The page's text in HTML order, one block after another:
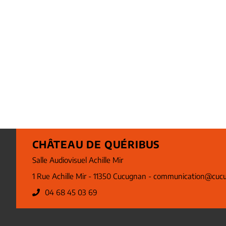
CHÂTEAU DE QUÉRIBUS
Salle Audiovisuel Achille Mir
1 Rue Achille Mir - 11350 Cucugnan -
04 68 45 03 69